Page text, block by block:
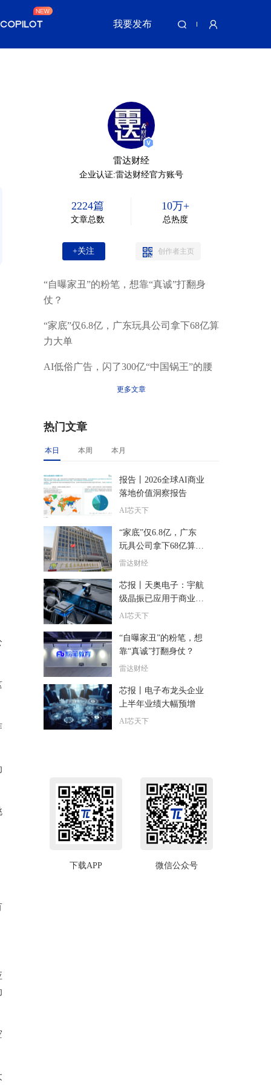
我要发布
雷达财经
企业认证:雷达财经官方账号
2224篇
文章总数
10万+
总热度
+关注 创作者主页
“自曝家丑”的粉笔，想靠“真诚”打翻身
仗？
“家底”仅6.8亿，广东玩具公司拿下68亿算
力大单
AI低俗广告，闪了300亿“中国锅王”的腰
更多文章
热门文章
本日 本周 本月
报告丨2026全球AI商业
落地价值洞察报告
AI芯天下
“家底”仅6.8亿，广东
玩具公司拿下68亿算力
大单
雷达财经
芯报丨天奥电子：宇航
级晶振已应用于商业航
天工程 收入占比低
AI芯天下
“自曝家丑”的粉笔，想
靠“真诚”打翻身仗？
雷达财经
芯报丨电子布龙头企业
上半年业绩大幅预增
AI芯天下
下载APP 微信公众号